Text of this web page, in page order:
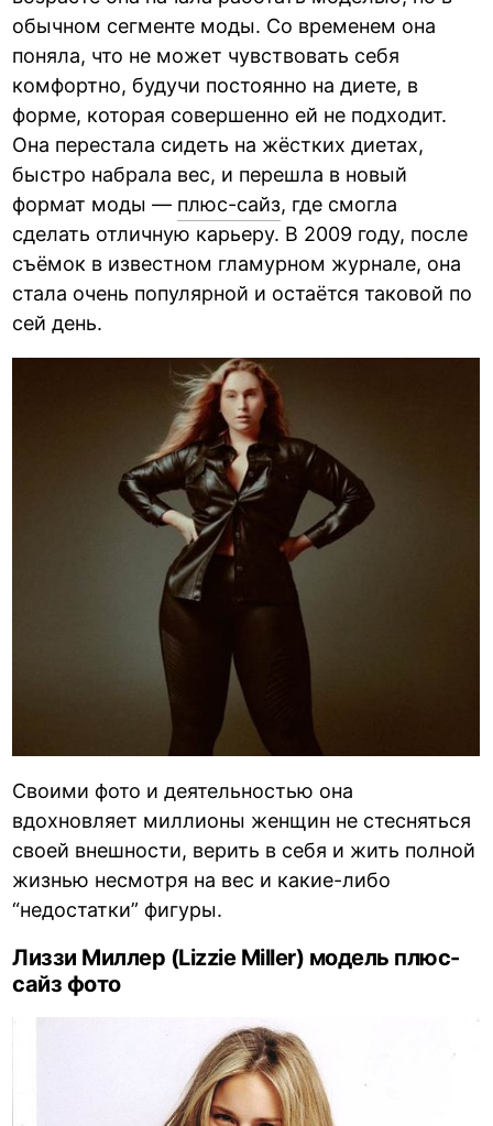
обычном сегменте моды. Со временем она
поняла, что не может чувствовать себя
комфортно, будучи постоянно на диете, в
форме, которая совершенно ей не подходит.
Она перестала сидеть на жёстких диетах,
быстро набрала вес, и перешла в новый
формат моды — плюс-сайз, где смогла
сделать отличную карьеру. В 2009 году, после
съёмок в известном гламурном журнале, она
стала очень популярной и остаётся таковой по
сей день.
Своими фото и деятельностью она
вдохновляет миллионы женщин не стесняться
своей внешности, верить в себя и жить полной
жизнью несмотря на вес и какие-либо
“недостатки” фигуры.
Лиззи Миллер (Lizzie Miller) модель плюс-
сайз фото